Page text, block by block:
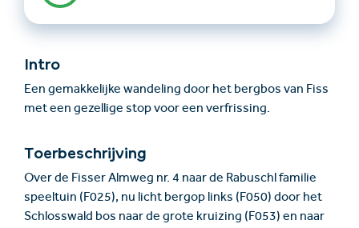
info@serfaus-fiss-ladis.at
Intro
Een gemakkelijke wandeling door het bergbos van Fiss
met een gezellige stop voor een verfrissing.
Toerbeschrijving
Over de Fisser Almweg nr. 4 naar de Rabuschl familie
speeltuin (F025), nu licht bergop links (F050) door het
Schlosswald bos naar de grote kruizing (F053) en naar